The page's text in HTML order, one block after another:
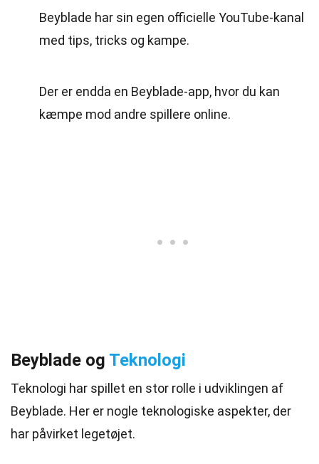
Beyblade har sin egen officielle YouTube-kanal
med tips, tricks og kampe.
Der er endda en Beyblade-app, hvor du kan
kæmpe mod andre spillere online.
Beyblade og Teknologi
Teknologi har spillet en stor rolle i udviklingen af
Beyblade. Her er nogle teknologiske aspekter, der
har påvirket legetøjet.